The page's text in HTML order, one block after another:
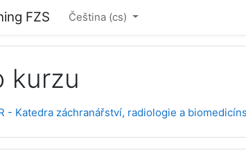
FZS Čeština ‎(cs)‎
kurzu
- Katedra záchranářství, radiologie a